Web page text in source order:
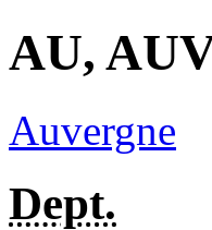
AU,
Auvergne
Dept.